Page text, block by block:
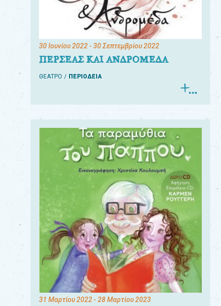
30 Ιουνίου 2022- 30 Σεπτεμβρίου 2022
ΠΕΡΣΕΑΣ ΚΑΙ ΑΝΔΡΟΜΕΔΑ
ΘΕΑΤΡΟ ΠΕΡΙΟΔΕΙΑ
31 Μαρτίου 2022- 28 Μαρτίου 2023